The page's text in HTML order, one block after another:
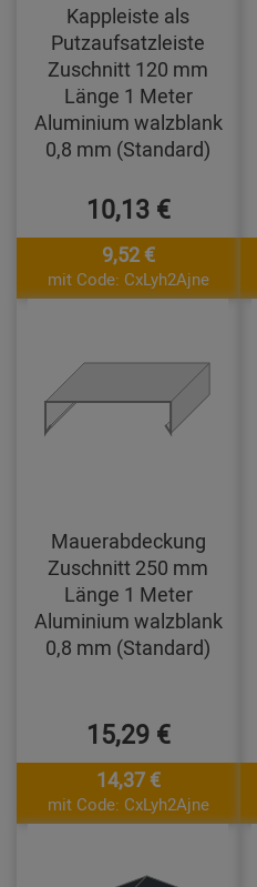
Kappleiste als
Putzaufsatzleiste
Zuschnitt 120 mm
Länge 1 Meter
Aluminium walzblank
0,8 mm (Standard)
10,13 €
9,52 €
mit Code: CxLyh2Ajne
Mauerabdeckung
Zuschnitt 250 mm
Länge 1 Meter
Aluminium walzblank
0,8 mm (Standard)
15,29 €
14,37 €
mit Code: CxLyh2Ajne